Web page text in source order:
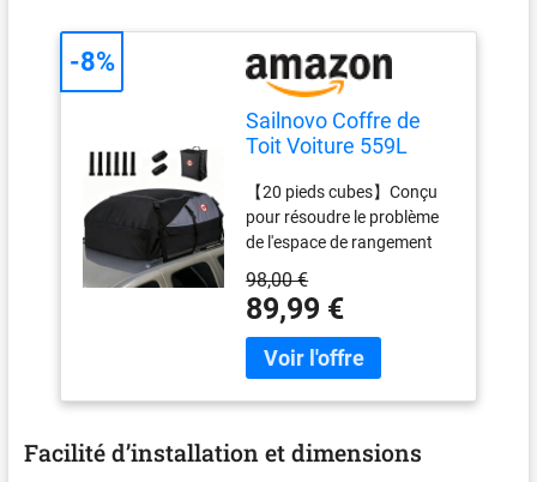
Sailnovo Coffre de
Toit Voiture 559L
Voiture Pliable
【20 pieds cubes】Conçu
pour résoudre le problème
de l'espace de rangement
limité dans votre voiture.
C'est pourquoi la capacité
est cruciale. Les dimensions
totales du coffre de toit de
voiture sont de
capacité que la plupart des
marques. Vous pouvez
98,00 €
89,99 €
-8%
Facilité d’installation et dimensions